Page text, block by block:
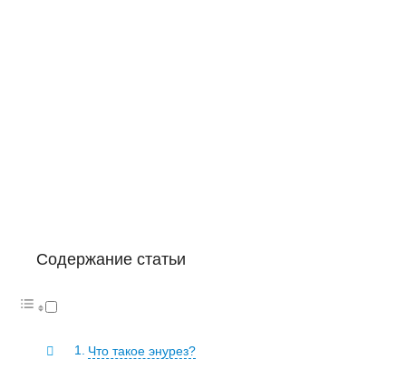
Содержание статьи
Что такое энурез?